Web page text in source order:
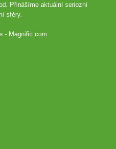
Přinášíme aktuální seriozní
sféry.
- Magnific.com